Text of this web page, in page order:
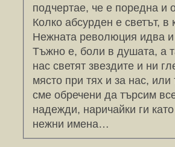
подчертае, че е поредна и
Колко абсурден е светът, в
Нежната революция идва и
Тъжно е, боли в душата, а
нас светят звездите и ни
място при тях и за нас, или
сме обречени да търсим
надежди, наричайки ги
нежни имена…